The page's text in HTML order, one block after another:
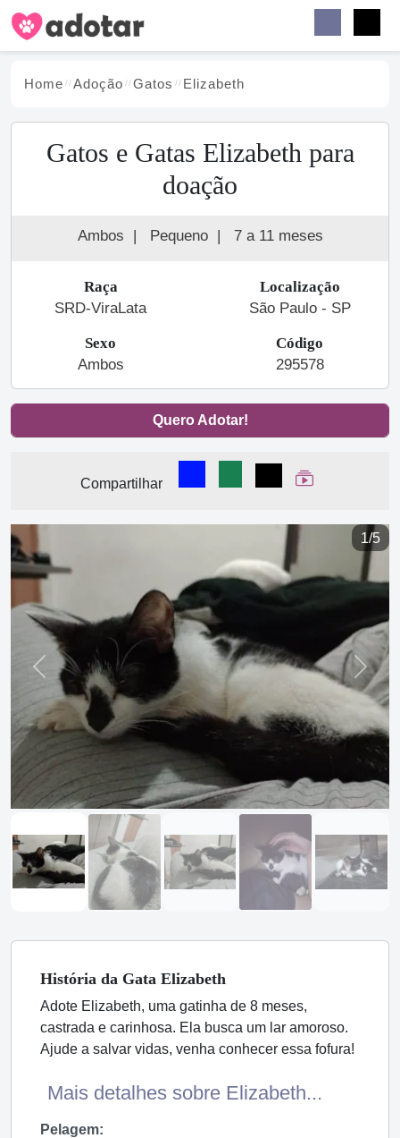
Home Adoção Gatos Elizabeth
Gatos e Gatas Elizabeth para
doação
Ambos | Pequeno | 7 a 11 meses
Raça
SRD-ViraLata
Localização
São Paulo - SP
Sexo
Ambos
Código
295578
Quero Adotar!
Compartilhar
Compartilhar no Facebook
Compartilhar no
Compartilhar
Ver Web Story
1/5
Previous Next
História da Gata Elizabeth
Adote Elizabeth, uma gatinha de 8 meses,
castrada e carinhosa. Ela busca um lar amoroso.
Ajude a salvar vidas, venha conhecer essa fofura!
Mais detalhes sobre Elizabeth...
Pelagem: